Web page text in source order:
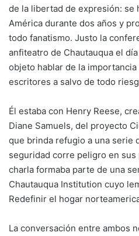
de la libertad de expresión: se
América durante dos años y
todo fanatismo. Justo la
anfiteatro de Chautauqua el
objeto hablar de la
escritores a salvo de todo
Él estaba con Henry Reese,
Diane Samuels, del proyecto
que brinda refugio a una serie
seguridad corre peligro en
charla formaba parte de una
Chautauqua Institution cuyo
Redefinir el hogar
La conversación entre ambos